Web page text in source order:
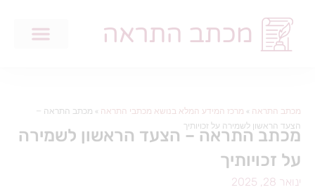
מכתב התראה » מרכז המידע המלא בנושא מכתבי התראה » מכתב התראה –
הצעד הראשון לשמירה על זכויותיך
מכתב התראה – הצעד הראשון לשמירה
על זכויותיך
ינואר 28, 2025